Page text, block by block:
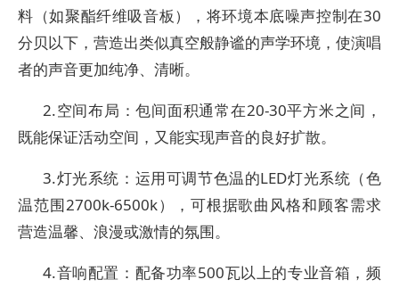
料（如聚酯纤维吸音板），将环境本底噪声控制在30
分贝以下，营造出类似真空般静谧的声学环境，使演唱
者的声音更加纯净、清晰。
2.空间布局：包间面积通常在20-30平方米之间，
既能保证活动空间，又能实现声音的良好扩散。
3.灯光系统：运用可调节色温的LED灯光系统（色
温范围2700k-6500k），可根据歌曲风格和顾客需求
营造温馨、浪漫或激情的氛围。
4.音响配置：配备功率500瓦以上的专业音箱，频